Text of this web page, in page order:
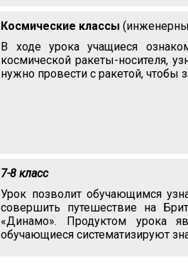
Космические классы
В ходе урока учащиеся
космической ракеты-носителя,
нужно провести с ракетой, чтобы
7-8 класс
Урок позволит обучающимся
совершить путешествие на
«Динамо». Продуктом урока
обучающиеся систематизируют